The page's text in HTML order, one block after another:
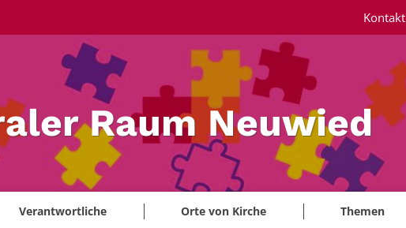
Raum Neuwied
Verantwortliche Orte von Kirche Themen
Kontakt